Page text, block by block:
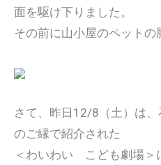
面を駆け下りました。
その前に山小屋のペットの
さて、昨日12/8（土）は
のご縁で紹介された
＜わいわい こども劇場＞